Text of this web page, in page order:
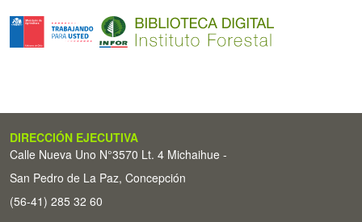
DIRECCIÓN EJECUTIVA
Calle Nueva Uno N°3570 Lt. 4 Michaihue -
San Pedro de La Paz, Concepción
(56-41) 285 32 60